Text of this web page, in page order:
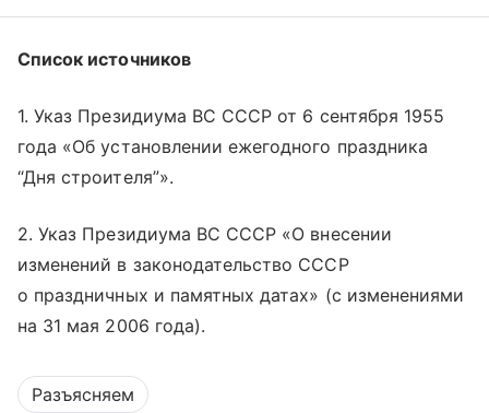
Список источников
1. Указ Президиума ВС СССР от 6 сентября 1955
года «Об установлении ежегодного праздника
“Дня строителя”».
2. Указ Президиума ВС СССР «О внесении
изменений в законодательство СССР
о праздничных и памятных датах» (с изменениями
на 31 мая 2006 года).
Разъясняем